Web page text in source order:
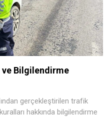
ve Bilgilendirme
gerçekleştirilen trafik
hakkında bilgilendirme